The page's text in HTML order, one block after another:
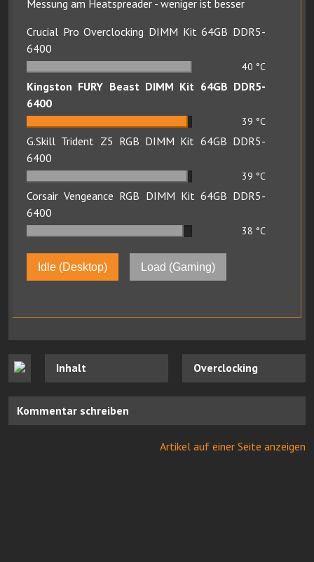
Messung am Heatspreader - weniger ist besser
Crucial Pro Overclocking DIMM Kit 64GB DDR5-
6400
40 °C
Kingston FURY Beast DIMM Kit 64GB DDR5-
6400
39 °C
G.Skill Trident Z5 RGB DIMM Kit 64GB DDR5-
6400
39 °C
Corsair Vengeance RGB DIMM Kit 64GB DDR5-
6400
38 °C
Idle (Desktop) Load (Gaming)
Inhalt Overclocking
Kommentar schreiben
Artikel auf einer Seite anzeigen